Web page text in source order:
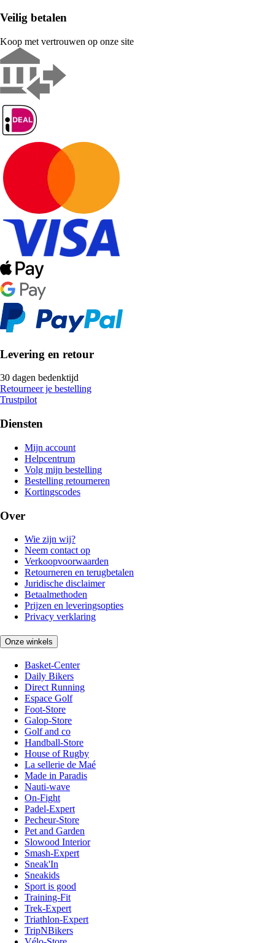
Veilig betalen
Koop met vertrouwen op onze site
Levering en retour
30 dagen bedenktijd
Retourneer je bestelling
Trustpilot
Diensten
Mijn account
Helpcentrum
Volg mijn bestelling
Bestelling retourneren
Kortingscodes
Over
Wie zijn wij?
Neem contact op
Verkoopvoorwaarden
Retourneren en terugbetalen
Juridische disclaimer
Betaalmethoden
Prijzen en leveringsopties
Privacy verklaring
Onze winkels
Basket-Center
Daily Bikers
Direct Running
Espace Golf
Foot-Store
Galop-Store
Golf and co
Handball-Store
House of Rugby
La sellerie de Maé
Made in Paradis
Nauti-wave
On-Fight
Padel-Expert
Pecheur-Store
Pet and Garden
Slowood Interior
Smash-Expert
Sneak'In
Sneakids
Sport is good
Training-Fit
Trek-Expert
Triathlon-Expert
TripNBikers